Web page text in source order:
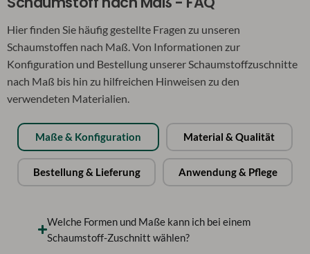
Hier finden Sie häufig gestellte Fragen zu unseren
Schaumstoffen nach Maß. Von Informationen zur
Konfiguration und Bestellung unserer Schaumstoffzuschnitte
nach Maß bis hin zu hilfreichen Hinweisen zu den
verwendeten Materialien.
Maße & Konfiguration Material & Qualität
Bestellung & Lieferung Anwendung & Pflege
Welche Formen und Maße kann ich bei einem
Schaumstoff-Zuschnitt wählen?